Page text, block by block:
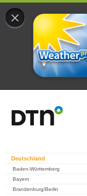
×
Deutschland
Baden-Württemberg
Bayern
Brandenburg/Berlin